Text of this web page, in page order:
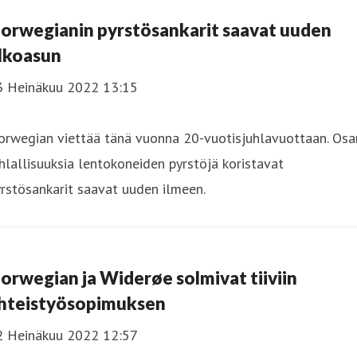
pyrstösankarit saavat uuden
Heinäkuu 2022 13:15
viettää tänä vuonna 20-vuotisjuhlavuottaan.
lentokoneiden pyrstöjä koristavat
saavat uuden ilmeen.
ja Widerøe solmivat tiiviin
Heinäkuu 2022 12:57